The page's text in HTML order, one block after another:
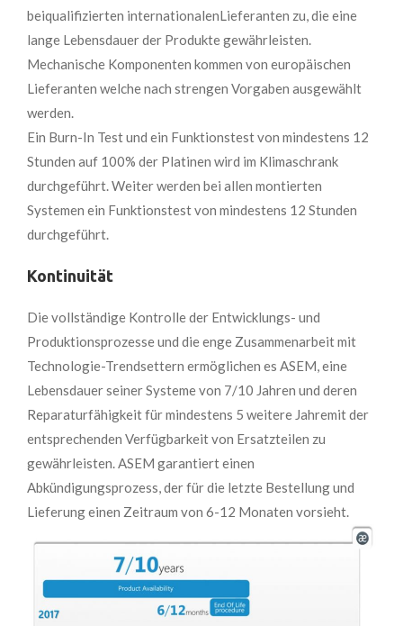
beiqualifizierten internationalenLieferanten zu, die eine
lange Lebensdauer der Produkte gewährleisten.
Mechanische Komponenten kommen von europäischen
Lieferanten welche nach strengen Vorgaben ausgewählt
werden.
Ein Burn-In Test und ein Funktionstest von mindestens 12
Stunden auf 100% der Platinen wird im Klimaschrank
durchgeführt. Weiter werden bei allen montierten
Systemen ein Funktionstest von mindestens 12 Stunden
durchgeführt.
Kontinuität
Die vollständige Kontrolle der Entwicklungs- und
Produktionsprozesse und die enge Zusammenarbeit mit
Technologie-Trendsettern ermöglichen es ASEM, eine
Lebensdauer seiner Systeme von 7/10 Jahren und deren
Reparaturfähigkeit für mindestens 5 weitere Jahremit der
entsprechenden Verfügbarkeit von Ersatzteilen zu
gewährleisten. ASEM garantiert einen
Abkündigungsprozess, der für die letzte Bestellung und
Lieferung einen Zeitraum von 6-12 Monaten vorsieht.